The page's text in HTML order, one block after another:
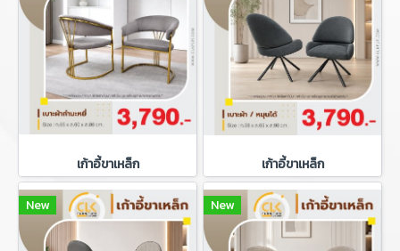
เก้าอี้ขาเหล็ก เก้าอี้ขาเหล็ก
New New